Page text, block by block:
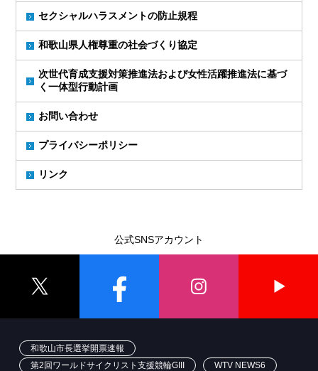
セクシャルハラスメントの防止規程
和歌山県人権尊重の社会づくり協定
次世代育成支援対策推進法および女性活躍推進法に基づ
く一体型行動計画
お問い合わせ
プライバシーポリシー
リンク
公式SNSアカウント
和歌山市長選挙開票速報
第2回ワールドサイクリスト支援競輪GIII
WTV NEWS6